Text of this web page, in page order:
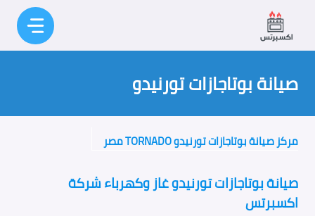
المحتوى
صيانة بوتاجازات تورنيدو
مركز صيانة بوتاجازات تورنيدو TORNADO مصر
صيانة بوتاجازات تورنيدو غاز وكهرباء شركة
اكسبرتس